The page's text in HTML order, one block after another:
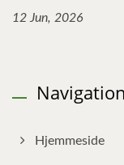
12 Jun, 2026
Navigation
Hjemmeside